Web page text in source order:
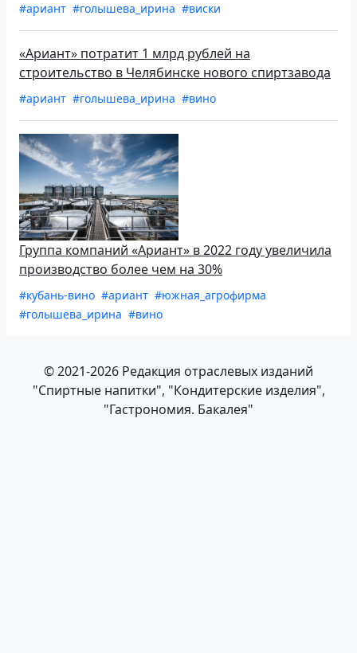
#ариант #голышева_ирина #виски
«Ариант» потратит 1 млрд рублей на
строительство в Челябинске нового спиртзавода
#ариант #голышева_ирина #вино
Группа компаний «Ариант» в 2022 году увеличила
производство более чем на 30%
#кубань-вино #ариант #южная_агрофирма
#голышева_ирина #вино
© 2021-2026 Редакция отраслевых изданий
"Спиртные напитки", "Кондитерские изделия",
"Гастрономия. Бакалея"